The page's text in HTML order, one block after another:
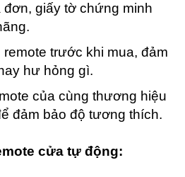
giấy tờ chứng minh
trước khi mua, đảm
hư hỏng gì.
của cùng thương hiệu
đảm bảo độ tương thích.
cửa tự động: